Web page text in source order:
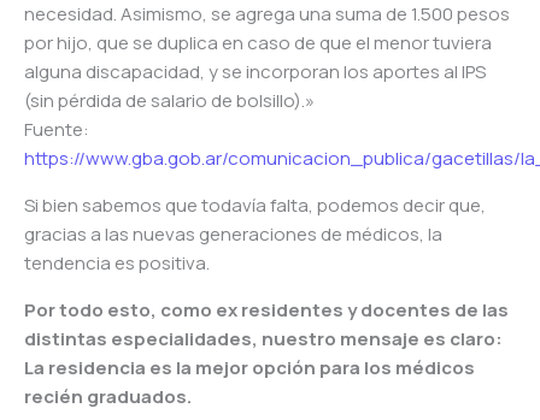
necesidad. Asimismo, se agrega una suma de 1.500 pesos
por hijo, que se duplica en caso de que el menor tuviera
alguna discapacidad, y se incorporan los aportes al IPS
(sin pérdida de salario de bolsillo).»
Fuente:
https://www.gba.gob.ar/comunicacion_publica/gacetillas/
Si bien sabemos que todavía falta, podemos decir que,
gracias a las nuevas generaciones de médicos, la
tendencia es positiva.
Por todo esto, como ex residentes y docentes de las
distintas especialidades, nuestro mensaje es claro:
La residencia es la mejor opción para los médicos
recién graduados.